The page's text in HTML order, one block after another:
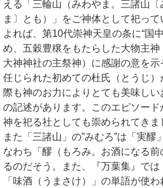
える「三輪山（みわやま。三諸山
ま〕とも）」をご神体として祀っ
よれば、第10代崇神天皇の条に“国
め、五穀豊穣をもたらした大物主神
大神神社の主祭神）に感謝の意を示
任じられた初めての杜氏（とうじ
際も神のお力によりとても美味しい
の記述があります。このエピソー
神を祀る社としても崇められてきま
また「三諸山」の”みむろ”は「実醪
なわち「醪（もろみ。お酒になる
るのだそう。また、『万葉集』で
「味酒（うまさけ）」の単語が使わ